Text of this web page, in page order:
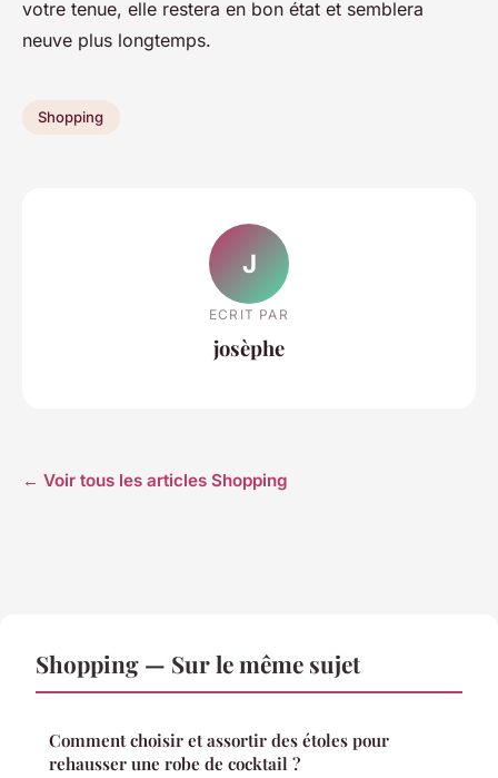
votre tenue, elle restera en bon état et semblera
neuve plus longtemps.
Shopping
J
ECRIT PAR
josèphe
← Voir tous les articles Shopping
Shopping — Sur le même sujet
Comment choisir et assortir des étoles pour
rehausser une robe de cocktail ?